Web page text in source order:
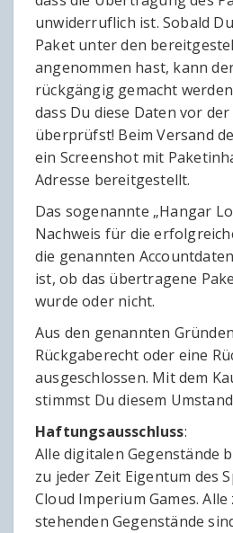
unwiderruflich ist. Sobald
Paket unter den
angenommen hast, kann
rückgängig gemacht
dass Du diese Daten vor
überprüfst! Beim Versand
ein Screenshot mit
Adresse bereitgestellt.
Das sogenannte „Hangar
Nachweis für die
die genannten
ist, ob das übertragene
wurde oder nicht.
Aus den genannten
Rückgaberecht oder eine
ausgeschlossen. Mit dem
stimmst Du diesem
Haftungsausschluss:
Alle digitalen Gegenstände
zu jeder Zeit Eigentum des
Cloud Imperium Games.
stehenden Gegenstände